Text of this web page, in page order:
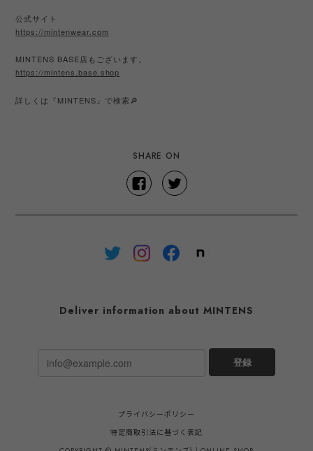
公式サイト
https://mintenwear.com
MINTENS BASE店もございます。
https://mintens.base.shop
詳しくは『MINTENS 』で検索🔎
SHARE ON
Deliver information about MINTENS
登録
プライバシーポリシー
特定商取引法に基づく表記